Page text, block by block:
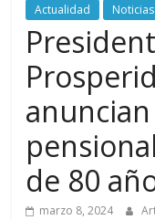
Actualidad Noticias
de 80
marzo 8, 2024